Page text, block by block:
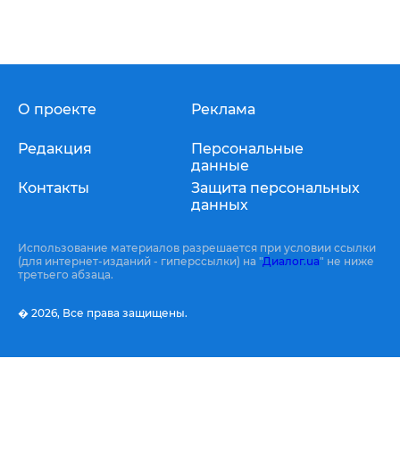
О проекте
Редакция
Контакты
Реклама
Персональные
данные
Защита персональных
данных
Использование материалов разрешается при условии ссылки
(для интернет-изданий - гиперссылки) на "Диалог.ua" не ниже
третьего абзаца.
� 2026, Все права защищены.